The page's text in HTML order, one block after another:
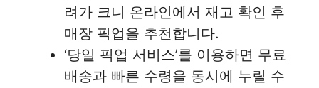
려가 크니 온라인에서 재고 확인 후
매장 픽업을 추천합니다.
‘당일 픽업 서비스’를 이용하면 무료
배송과 빠른 수령을 동시에 누릴 수